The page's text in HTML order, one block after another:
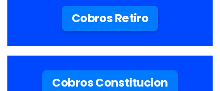
Cobros Retiro
Cobros Constitucion